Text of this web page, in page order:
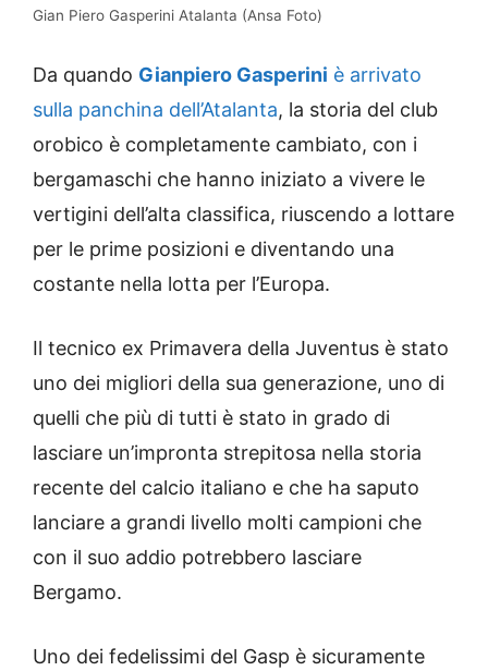
Gian Piero Gasperini Atalanta (Ansa Foto)
Da quando Gianpiero Gasperini è arrivato
sulla panchina dell’Atalanta, la storia del club
orobico è completamente cambiato, con i
bergamaschi che hanno iniziato a vivere le
vertigini dell’alta classifica, riuscendo a lottare
per le prime posizioni e diventando una
costante nella lotta per l’Europa.
Il tecnico ex Primavera della Juventus è stato
uno dei migliori della sua generazione, uno di
quelli che più di tutti è stato in grado di
lasciare un’impronta strepitosa nella storia
recente del calcio italiano e che ha saputo
lanciare a grandi livello molti campioni che
con il suo addio potrebbero lasciare
Bergamo.
Uno dei fedelissimi del Gasp è sicuramente